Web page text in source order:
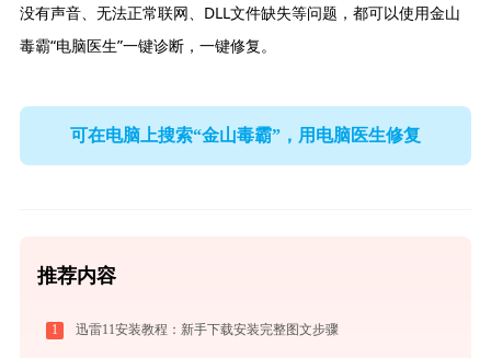
没有声音、无法正常联网、DLL文件缺失等问题，都可以使用金山
毒霸“电脑医生”一键诊断，一键修复。
可在电脑上搜索“金山毒霸”，用电脑医生修复
推荐内容
1 迅雷11安装教程：新手下载安装完整图文步骤